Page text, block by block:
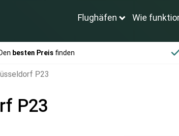
Flughäfen Wie
Den besten Preis finden
P23
P23